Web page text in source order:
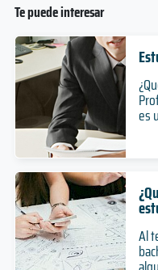
Te puede interesar
es
Al